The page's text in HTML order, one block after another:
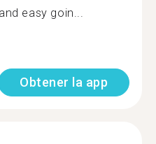
easy goin...
Obtener la app